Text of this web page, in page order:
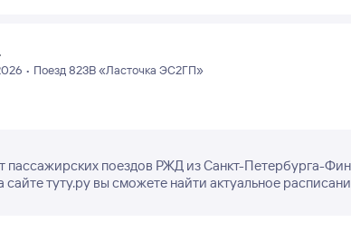
• Поезд 823В «Ласточка ЭС2ГП»
пассажирских поездов РЖД из Санкт-Петербурга-
сайте туту.ру вы сможете найти актуальное